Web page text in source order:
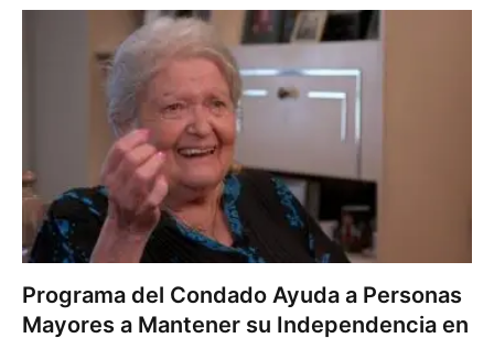
Programa del Condado Ayuda a Personas
Mayores a Mantener su Independencia en